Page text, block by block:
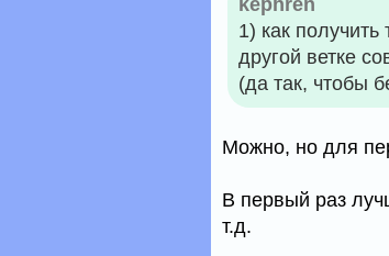
kephren
1) как
другой ветке
(да так, чтобы
Можно, но для
В первый раз
т.д.